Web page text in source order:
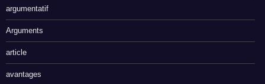
argumentatif
Arguments
article
avantages